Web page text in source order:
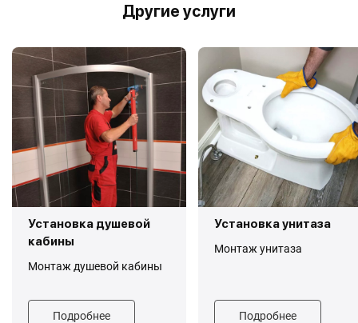
Другие услуги
Установка душевой
кабины
Монтаж душевой кабины
Подробнее
Установка унитаза
Монтаж унитаза
Подробнее